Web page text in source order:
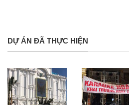
DỰ ÁN ĐÃ THỰC HIỆN